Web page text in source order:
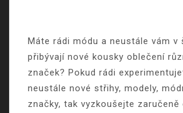
Máte rádi módu a neustále vám v
přibývají nové kousky oblečení
značek? Pokud rádi
neustále nové střihy, modely,
značky, tak vyzkoušejte zaručeně